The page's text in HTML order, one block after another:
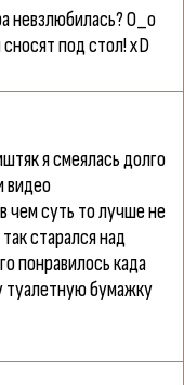
невзлюбилась? О_о
под стол! xD
я смеялась долго
видео
чем суть то лучше не
старался над
понравилось када
туалетную бумажку